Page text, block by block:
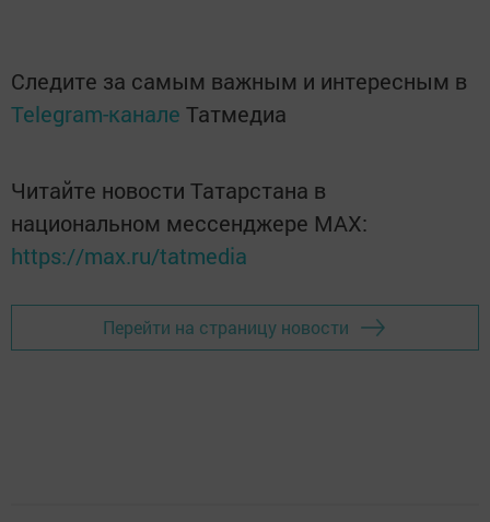
Следите за самым важным и интересным в
Telegram-канале Татмедиа
Читайте новости Татарстана в
национальном мессенджере MАХ:
https://max.ru/tatmedia
Перейти на страницу новости